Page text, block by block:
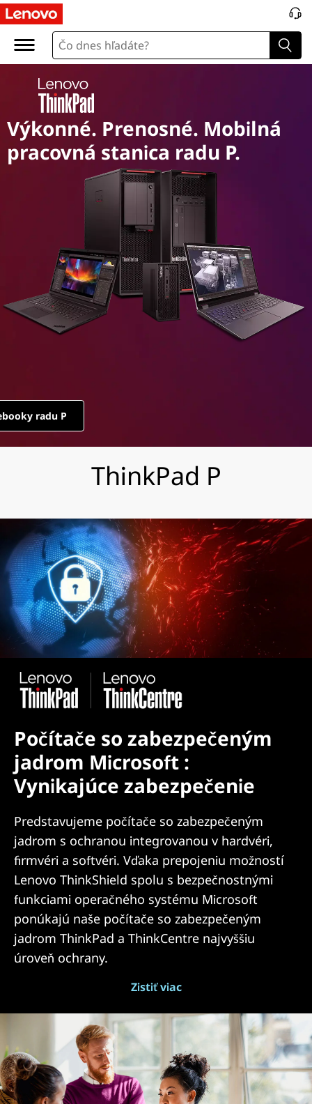
T
h
k
P
Výkonné. Prenosné. Mobilná
pracovná stanica radu P.
radu P
ThinkPad P
Počítače so zabezpečeným
jadrom Microsoft :
Vynikajúce zabezpečenie
Predstavujeme počítače so zabezpečeným
jadrom s ochranou integrovanou v hardvéri,
firmvéri a softvéri. Vďaka prepojeniu možností
Lenovo ThinkShield spolu s bezpečnostnými
funkciami operačného systému Microsoft
ponúkajú naše počítače so zabezpečeným
jadrom ThinkPad a ThinkCentre najvyššiu
úroveň ochrany.
Zistiť viac